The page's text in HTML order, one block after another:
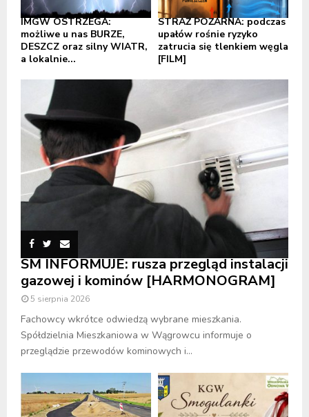
IMGW OSTRZEGA:
możliwe u nas BURZE,
DESZCZ oraz silny WIATR,
a lokalnie...
STRAŻ POŻARNA: podczas
upałów rośnie ryzyko
zatrucia się tlenkiem węgla
[FILM]
SM INFORMUJE: rusza przegląd instalacji
gazowej i kominów [HARMONOGRAM]
5 sierpnia 2026
Fachowcy wkrótce odwiedzą wybrane mieszkania.
Spółdzielnia Mieszkaniowa w Wągrowcu informuje o
przeglądzie przewodów kominowych i...